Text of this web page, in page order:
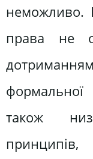
неможливо.
права не
також